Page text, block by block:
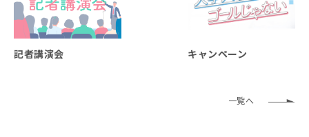
記者講演会 キャンペーン
一覧へ